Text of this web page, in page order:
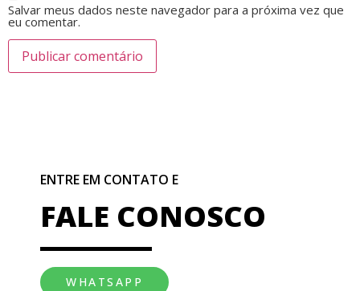
Salvar meus dados neste navegador para a próxima vez que
eu comentar.
ENTRE EM CONTATO E
FALE CONOSCO
WHATSAPP